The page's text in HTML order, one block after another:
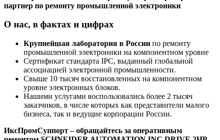
партнер по ремонту промышленной электроники
О нас, в фактах и цифрах
Крупнейшая лаборатория в России по ремонту
промышленной электроники на компонентном уровне
Сертификат стандарта IPC, выданный глобальной
ассоциацией электронной промышленности.
Свыше 10 тысяч восстановленных на компонентном
уровне электронных блоков.
Нашими услугами воспользовались более 2 тысяч
заказчиков, в числе которых как представители малого
бизнеса, так и ведущие корпорации России.
ИксПромСуппорт – обращайтесь за оперативным